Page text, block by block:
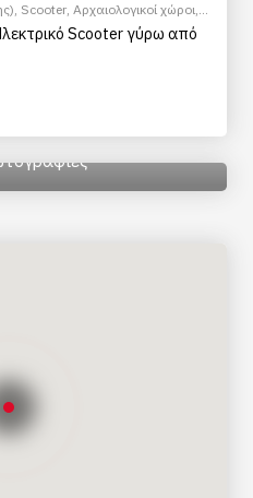
, Scooter, Αρχαιολογικοί χώροι,
Scooter γύρω από